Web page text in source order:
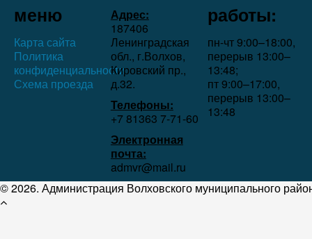
меню
Карта сайта
Политика
конфиденциальности
Схема проезда
Адрес:
187406
Ленинградская
обл., г.Волхов,
Кировский пр.,
д.32.
Телефоны:
+7 81363 7‑71-60
Электронная
почта:
admvr@mail.ru
работы:
пн-чт 9:00–18:00,
перерыв 13:00–
13:48;
пт 9:00–17:00,
перерыв 13:00–
13:48
© 2026. Администрация Волховского муниципального